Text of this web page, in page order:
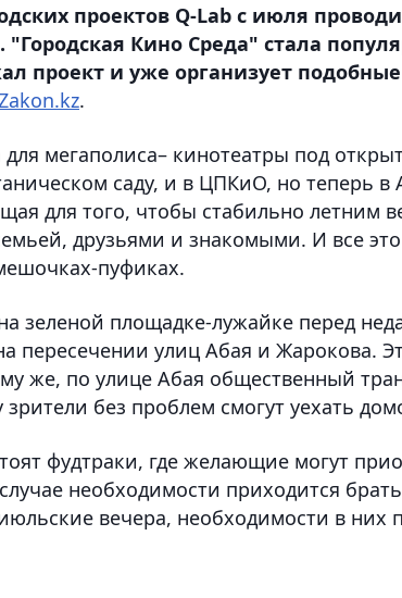
проектов Q-Lab с июля
Кино Среда" стала
проект и уже организует
.
мегаполиса– кинотеатры под
саду, и в ЦПКиО, но теперь
для того, чтобы стабильно летним
друзьями и знакомыми. И все
пуфиках.
зеленой площадке-лужайке перед
пересечении улиц Абая и Жарокова.
же, по улице Абая общественный
без проблем смогут уехать
фудтраки, где желающие могут
необходимости приходится
вечера, необходимости в них